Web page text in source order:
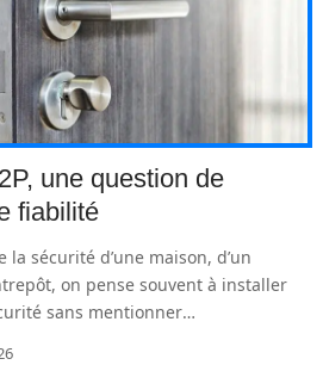
une question de
fiabilité
sécurité d’une maison, d’un
on pense souvent à installer
sans mentionner…